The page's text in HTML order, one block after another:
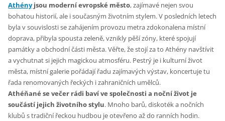
Athényjsou moderní evropské město, zajímavé nejen svou
bohatou historií, ale i současným životním stylem. V posledních letech
byla v souvislosti se zahájením provozu metra zdokonalena místní
doprava, přibyla spousta zeleně, vznikly pěší zóny, které spojují
památky a obchodní části města. Věřte, že stojí za to Athény navštívit
a vychutnat si jejich magickou atmosféru. Pestrý je i kulturní život
města, místní galerie pořádají řadu zajímavých výstav, koncertuje tu
řada renomovaných řeckých i zahraničních umělců.
Athéňané se večer rádi baví ve společnosti a noční život je
součástí jejich životního stylu. Mnoho barů, diskoték a nočních
klubů s tradiční řeckou hudbou je otevřeno až do ranních hodin.